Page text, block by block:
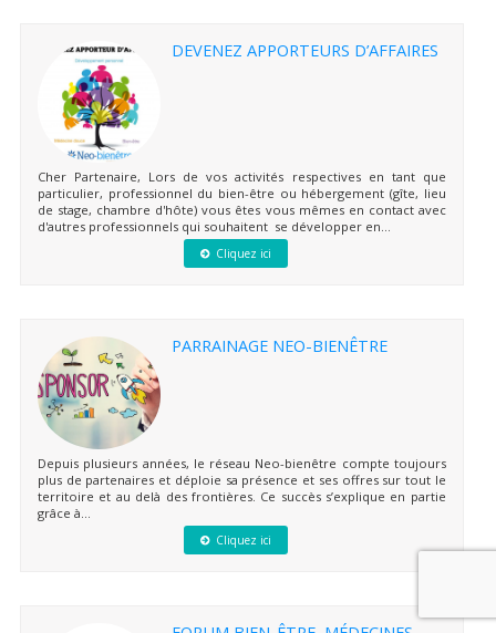
DEVENEZ APPORTEURS D’AFFAIRES
Cher Partenaire, Lors de vos activités respectives en tant que
particulier, professionnel du bien-être ou hébergement (gîte, lieu
de stage, chambre d'hôte) vous êtes vous mêmes en contact avec
d'autres professionnels qui souhaitent se développer en...
Cliquez ici
PARRAINAGE NEO-BIENÊTRE
Depuis plusieurs années, le réseau Neo-bienêtre compte toujours
plus de partenaires et déploie sa présence et ses offres sur tout le
territoire et au delà des frontières. Ce succès s’explique en partie
grâce à...
Cliquez ici